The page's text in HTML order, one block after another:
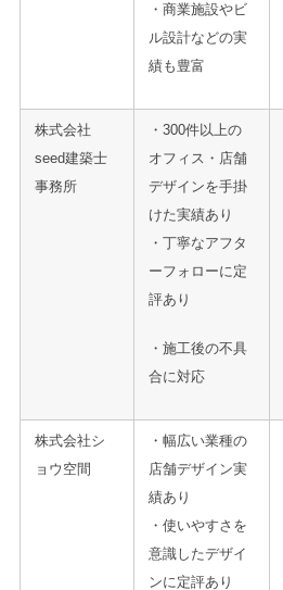
・商業施設やビ
ル設計などの実
績も豊富
株式会社
seed建築士
事務所
・300件以上の
オフィス・店舗
デザインを手掛
けた実績あり
・丁寧なアフタ
ーフォローに定
評あり
・施工後の不具
合に対応
株式会社シ
ョウ空間
・幅広い業種の
店舗デザイン実
績あり
・使いやすさを
意識したデザイ
ンに定評あり